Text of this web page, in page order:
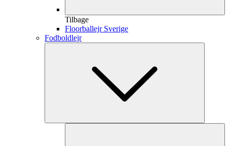
Tilbage
Floorballejr Sverige
Fodboldlejr